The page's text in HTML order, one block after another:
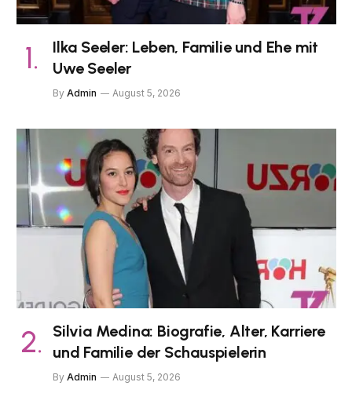
Ilka Seeler: Leben, Familie und Ehe mit
Uwe Seeler
By Admin August 5, 2026
Silvia Medina: Biografie, Alter, Karriere
und Familie der Schauspielerin
By Admin August 5, 2026